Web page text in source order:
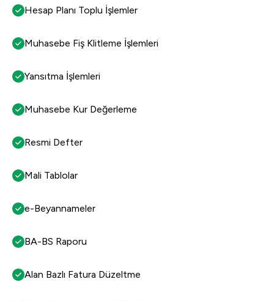
Hesap Planı Toplu İşlemler
Muhasebe Fiş Klitleme İşlemleri
Yansıtma İşlemleri
Muhasebe Kur Değerleme
Resmi Defter
Mali Tablolar
e-Beyannameler
BA-BS Raporu
Alan Bazlı Fatura Düzeltme